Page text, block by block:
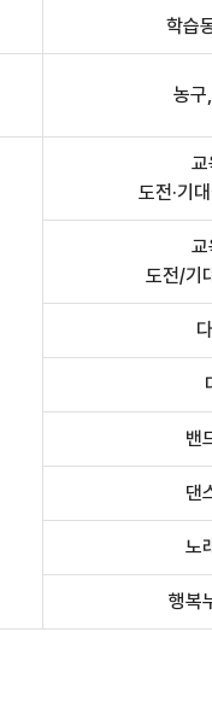
학습
농구
교
도전·기
교
도전/기
밴
댄
노
행복